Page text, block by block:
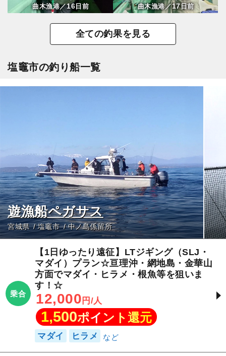
曲木漁港／16日前 曲木漁港／17日前
全ての釣果を見る
塩竈市の釣り船一覧
遊漁船ペガサス
宮城県 塩竈市 中ノ島係留所
乗合
【1日ゆったり遠征】LTジギング（SLJ・
マダイ）プラン☆亘理沖・網地島・金華山
方面でマダイ・ヒラメ・根魚等を狙いま
す！☆
12,000 円/人
1,500ポイント還元
マダイ ヒラメ